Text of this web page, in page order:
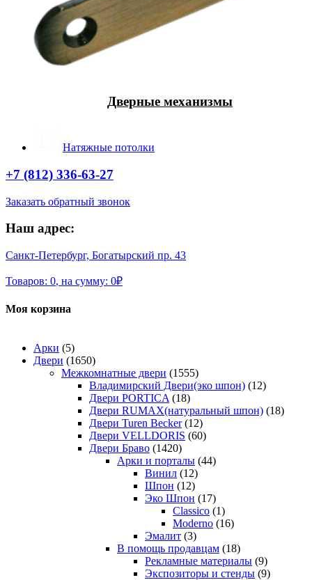
Дверные механизмы
Натяжные потолки
+7 (812) 336-63-27
Заказать обратный звонок
Наш адрес:
Санкт-Петербург, Богатырский пр. 43
Товаров: 0, на сумму: 0₽
Моя корзина
Арки (5)
Двери (1650)
Межкомнатные двери (1555)
Владимирский Двери(эко шпон) (12)
Двери PORTICA (18)
Двери RUMAX(натуральный шпон) (18)
Двери Turen Becker (12)
Двери VELLDORIS (60)
Двери Браво (1420)
Арки и порталы (44)
Винил (12)
Шпон (12)
Эко Шпон (17)
Classico (1)
Moderno (16)
Эмалит (3)
В помощь продавцам (18)
Рекламные материалы (9)
Экспозиторы и стенды (9)